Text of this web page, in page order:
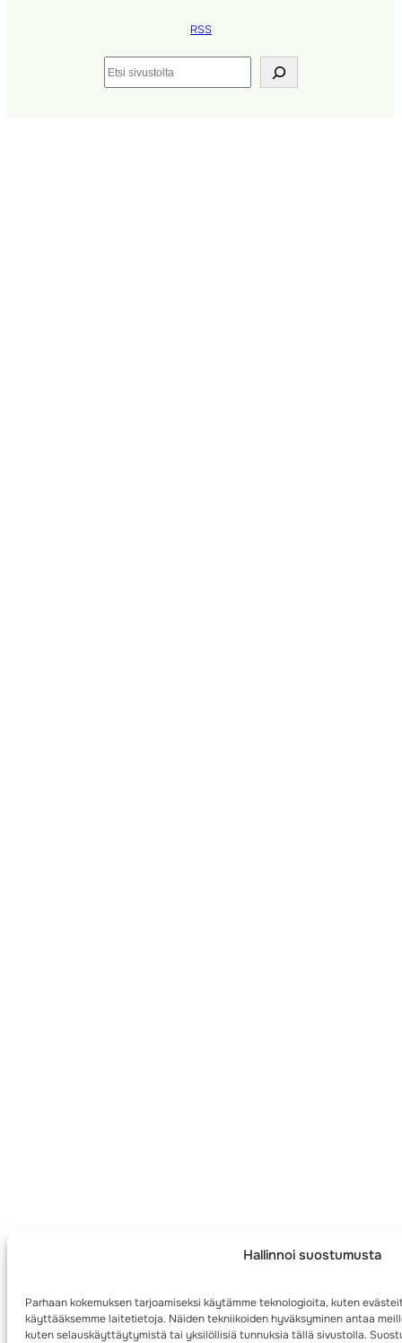
Hallinnoi suostumusta
Parhaan kokemuksen tarjoamiseksi käytämme teknologioita, kuten
käyttääksemme laitetietoja. Näiden tekniikoiden hyväksyminen antaa
kuten selauskäyttäytymistä tai yksilöllisiä tunnuksia tällä sivustolla.
RSS
Etsi